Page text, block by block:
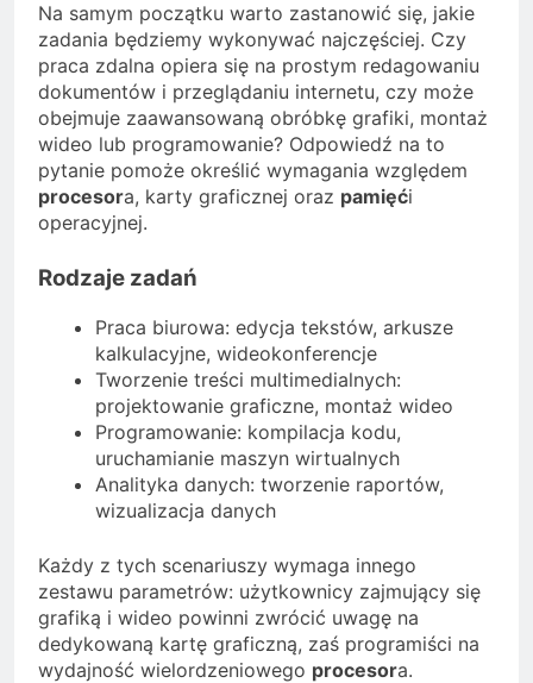
Na samym początku warto zastanowić się, jakie
zadania będziemy wykonywać najczęściej. Czy
praca zdalna opiera się na prostym redagowaniu
dokumentów i przeglądaniu internetu, czy może
obejmuje zaawansowaną obróbkę grafiki, montaż
wideo lub programowanie? Odpowiedź na to
pytanie pomoże określić wymagania względem
procesora, karty graficznej oraz pamięći
operacyjnej.
Rodzaje zadań
Praca biurowa: edycja tekstów, arkusze
kalkulacyjne, wideokonferencje
Tworzenie treści multimedialnych:
projektowanie graficzne, montaż wideo
Programowanie: kompilacja kodu,
uruchamianie maszyn wirtualnych
Analityka danych: tworzenie raportów,
wizualizacja danych
Każdy z tych scenariuszy wymaga innego
zestawu parametrów: użytkownicy zajmujący się
grafiką i wideo powinni zwrócić uwagę na
dedykowaną kartę graficzną, zaś programiści na
wydajność wielordzeniowego procesora.